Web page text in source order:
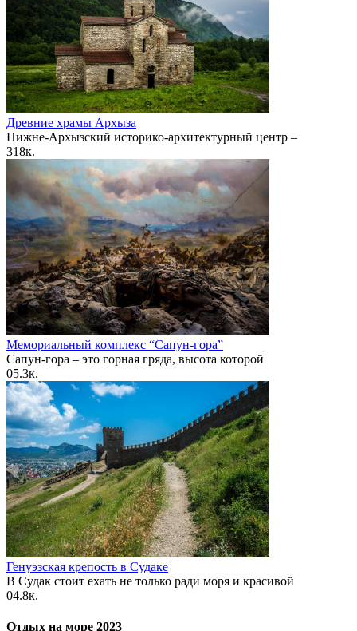
Древние храмы Архыза
Нижне-Архызский историко-архитектурный центр –
318к.
Мемориальный комплекс “Сапун-гора”
Сапун-гора – это горная гряда, высота которой
05.3к.
Генуэзская крепость в Судаке
В Судак стоит ехать не только ради моря и красивой
04.8к.
Отдых на море 2023